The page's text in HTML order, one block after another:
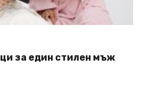
за един стилен мъж